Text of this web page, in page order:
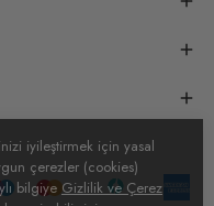
iyileştirmek için yasal
çerezler (cookies)
bilgiyeGizlilik ve Çerez